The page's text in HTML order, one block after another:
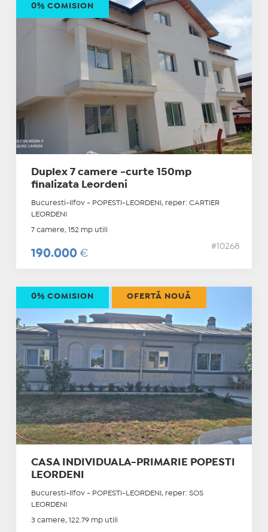
Duplex 7 camere -curte 150mp
finalizata Leordeni
Bucuresti-Ilfov - POPESTI-LEORDENI, reper: CARTIER
LEORDENI
7 camere, 152 mp utili
190.000 €
#10268
0% COMISION
CASA INDIVIDUALA-PRIMARIE POPESTI
LEORDENI
Bucuresti-Ilfov - POPESTI-LEORDENI, reper: SOS
LEORDENI
3 camere, 122.79 mp utili
0% COMISION OFERTĂ NOUĂ